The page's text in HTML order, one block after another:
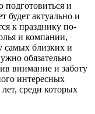
и
будет актуально и
к празднику по-
и компании,
самых близких и
обязательно
внимание и заботу
интересных
среди которых